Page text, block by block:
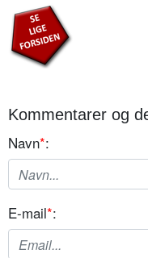
Kommentarer og
Navn*:
E-mail*: